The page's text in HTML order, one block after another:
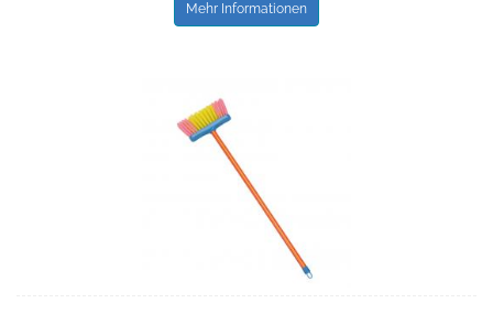
Mehr Informationen